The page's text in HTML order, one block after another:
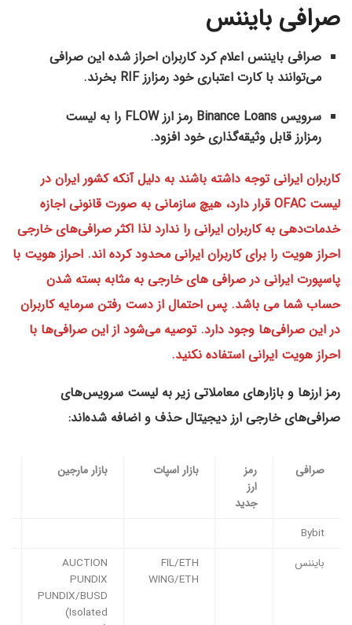
صرافی بایننس
صرافی بایننس اعلام کرد کاربران احراز شده‌ این صرافی
می‌توانند با کارت اعتباری خود رمزارز RIF بخرند.
سرویس Binance Loans رمز ارز FLOW را به لیست
رمزارز قابل وثیقه‌گذاری خود افزود.
کاربران ایرانی توجه داشته باشند به دلیل آنکه کشور ایران در
لیست OFAC قرار دارد، هیچ سازمانی به صورت قانونی اجازه
خدمات‌دهی به کاربران ایرانی را ندارد لذا اکثر صرافی‌های خارجی
احراز هویت را برای کاربران ایرانی محدود کرده اند. احراز هویت با
پاسپورت ایرانی در صرافی های خارجی به مثابه بسته شدن
حساب شما می باشد. پس احتمال از دست رفتن سرمایه کاربران
در این صرافی‌ها وجود دارد. توصیه می‌شود از این صرافی‌ها با
احراز هویت ایرانی استفاده نکنید.
رمز ارزها و بازارهای معاملاتی زیر به لیست سرویس‌های
صرافی‌های خارجی ارز دیجیتال حذف و اضافه شده‌اند:
صرافی
رمز
ارز
جدید
بازار اسپات بازار مارجین
Bybit
بایننس
FIL/ETH
WING/ETH
AUCTION
PUNDIX
PUNDIX/BUSD
(Isolated